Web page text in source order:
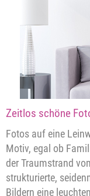
Zeitlos schöne
Fotos auf eine
Motiv, egal ob
der Traumstrand
strukturierte,
Bildern eine